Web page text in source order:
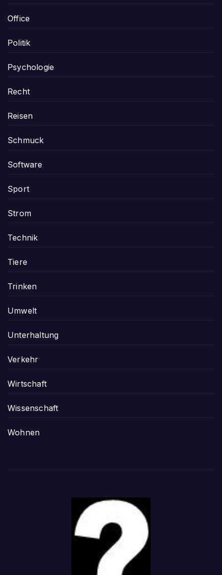
Office
Politik
Psychologie
Recht
Reisen
Schmuck
Software
Sport
Strom
Technik
Tiere
Trinken
Umwelt
Unterhaltung
Verkehr
Wirtschaft
Wissenschaft
Wohnen